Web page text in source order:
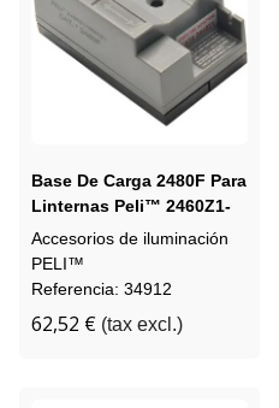
Base De Carga 2480F Para
Linternas Peli™ 2460Z1-
3660Z1
Accesorios de iluminación
PELI™
Referencia: 34912
62,52 € (tax excl.)